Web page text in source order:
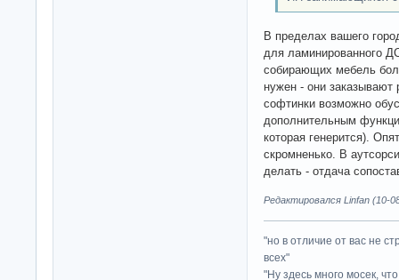
В пределах вашего
для ламинированного
собирающих мебель
нужен - они
софтинки возможно
дополнительным
которая генерится).
скромненько. В
делать - отдача
Редактировался Linfan (10-
"но в отличие от вас не
всех"
"Ну здесь много мосек,